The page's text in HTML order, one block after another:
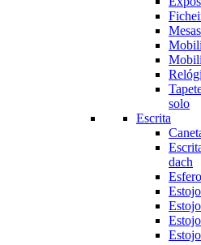
Mesas
solo
Escrita
dach